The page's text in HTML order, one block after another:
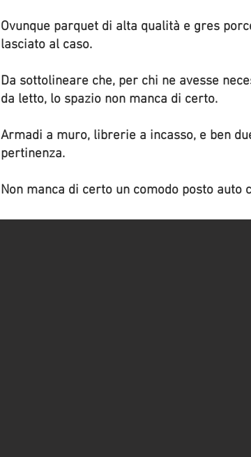
Ovunque parquet di alta qualità e gres
lasciato al caso.
Da sottolineare che, per chi ne avesse
da letto, lo spazio non manca di certo.
Armadi a muro, librerie a incasso, e ben
pertinenza.
Non manca di certo un comodo posto